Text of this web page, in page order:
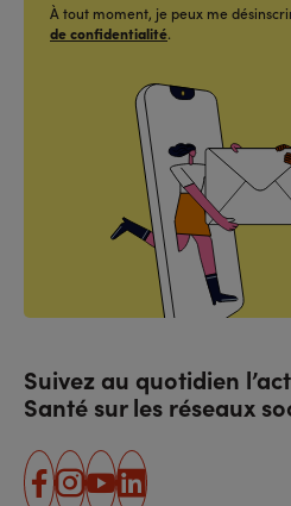
À tout moment, je peux me
de confidentialité.
Suivez au quotidien
Santé sur les réseaux